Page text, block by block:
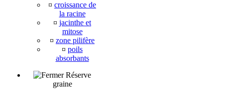
¤ croissance de
la racine
¤ jacinthe et
mitose
¤ zone pilifère
¤ poils
absorbants
Réserve
graine